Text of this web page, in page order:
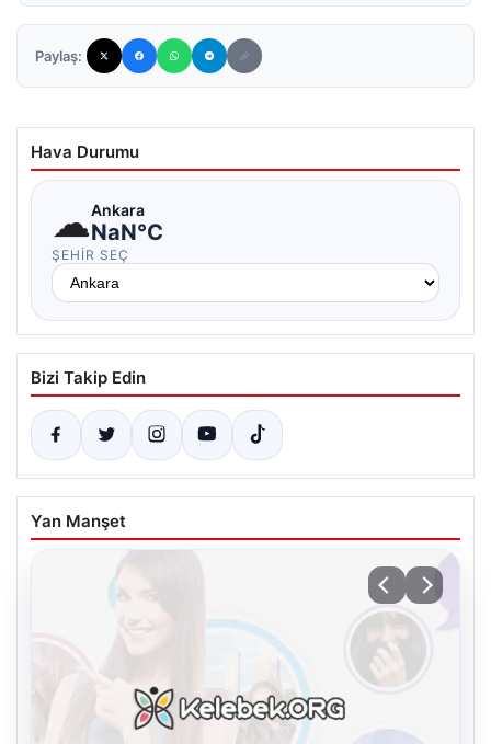
Paylaş:
Hava Durumu
☁Ankara
NaN°C
ŞEHIR SEÇ
Bizi Takip Edin
Yan Manşet